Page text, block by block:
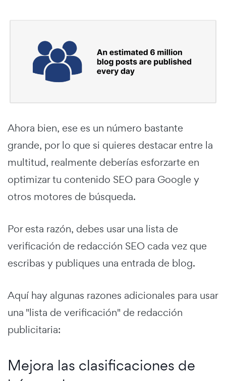
Ahora bien, ese es un número bastante
grande, por lo que si quieres destacar entre la
multitud, realmente deberías esforzarte en
optimizar tu contenido SEO para Google y
otros motores de búsqueda.
Por esta razón, debes usar una lista de
verificación de redacción SEO cada vez que
escribas y publiques una entrada de blog.
Aquí hay algunas razones adicionales para usar
una "lista de verificación" de redacción
publicitaria:
Mejora las clasificaciones de